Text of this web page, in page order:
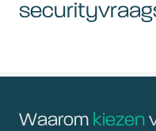
Waarom kiezen